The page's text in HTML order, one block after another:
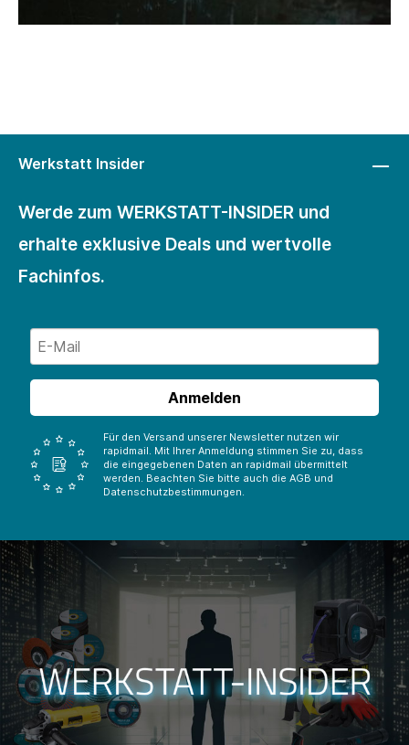
Werkstatt Insider
Werde zum WERKSTATT-INSIDER und
erhalte exklusive Deals und wertvolle
Fachinfos.
Anmelden
Für den Versand unserer Newsletter nutzen wir
rapidmail. Mit Ihrer Anmeldung stimmen Sie zu, dass
die eingegebenen Daten an rapidmail übermittelt
werden. Beachten Sie bitte auch die AGB und
Datenschutzbestimmungen.